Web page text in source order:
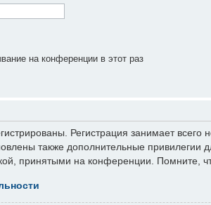
на конференции в этот раз
Регистрация занимает всего
также дополнительные привилегии
принятыми на конференции. Помните,